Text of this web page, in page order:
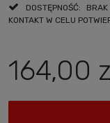
DOSTĘPNOŚĆ:
BRAK
KONTAKT W CELU
164,00